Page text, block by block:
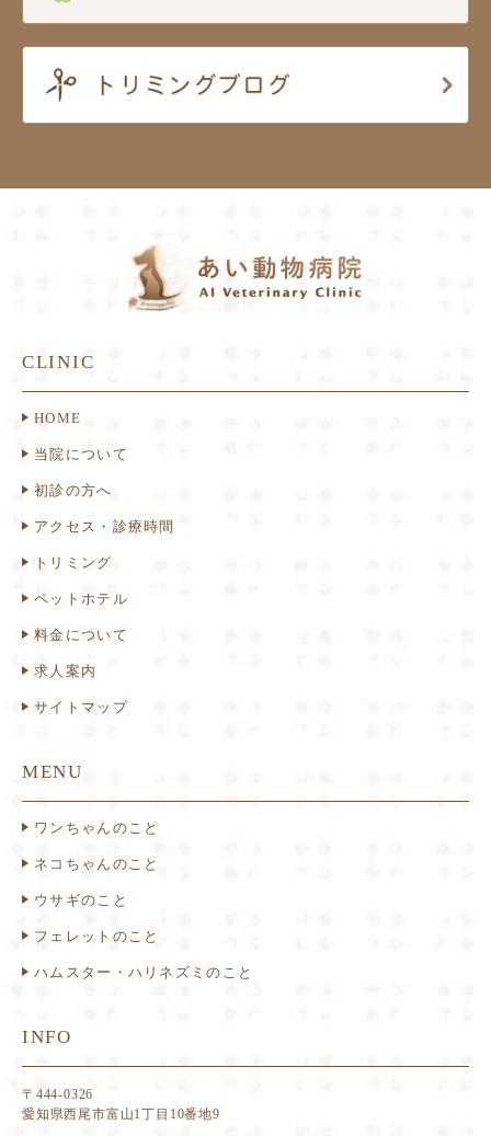
CLINIC
HOME
当院について
初診の方へ
アクセス・診療時間
トリミング
ペットホテル
料金について
求人案内
サイトマップ
MENU
ワンちゃんのこと
ネコちゃんのこと
ウサギのこと
フェレットのこと
ハムスター・ハリネズミのこと
INFO
〒444-0326
愛知県西尾市富山1丁目10番地9